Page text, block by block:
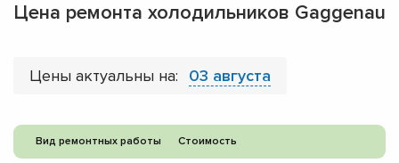
Цена ремонта холодильников Gaggenau
Цены актуальны на: 03 августа
Вид ремонтных работы Стоимость